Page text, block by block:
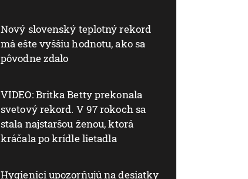
Nový slovenský teplotný rekord
má ešte vyššiu hodnotu, ako sa
pôvodne zdalo
VIDEO: Britka Betty prekonala
svetový rekord. V 97 rokoch sa
stala najstaršou ženou, ktorá
kráčala po krídle lietadla
Hygienici upozorňujú na desiatky